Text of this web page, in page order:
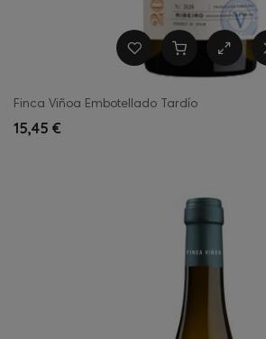
Finca Viñoa Embotellado Tardío
15,45 €